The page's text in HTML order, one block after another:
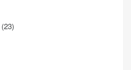
(23)